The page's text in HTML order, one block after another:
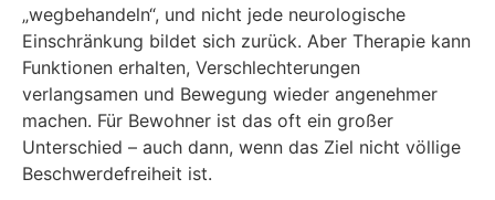
„wegbehandeln“, und nicht jede neurologische
Einschränkung bildet sich zurück. Aber Therapie kann
Funktionen erhalten, Verschlechterungen
verlangsamen und Bewegung wieder angenehmer
machen. Für Bewohner ist das oft ein großer
Unterschied – auch dann, wenn das Ziel nicht völlige
Beschwerdefreiheit ist.